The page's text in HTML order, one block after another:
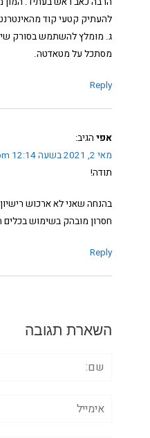
להעתיק קטעי קוד
ג. מומלץ להשתמש בסורק
מסתכל על מטאדטה.
Reply
אפי הגיב:
מאי 2, 2021 בשעה 12:14 pm
תודה!
בהנחה שאני לא ארכוש
חסרון מובהק בשימוש בכלים
Reply
השארת תגובה